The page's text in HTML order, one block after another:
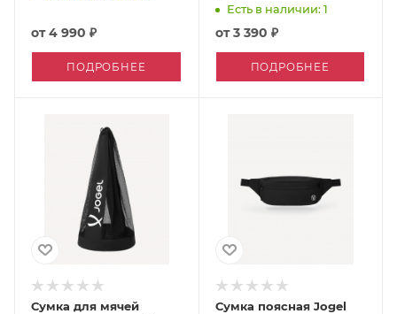
от4 990 ₽
ПОДРОБНЕЕ
Есть в наличии: 1
от3 390 ₽
ПОДРОБНЕЕ
Сумка для мячей
Сумка поясная Jogel